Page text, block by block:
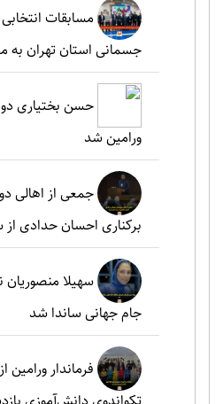
مسابقات
جسمانی استان تهران به
حسن بختیاری
ورامین شد
جمعی از اهالی
برکناری احسان حدادی
سهیلا
جام جهانی ساندا شد
فرماندار ورامین